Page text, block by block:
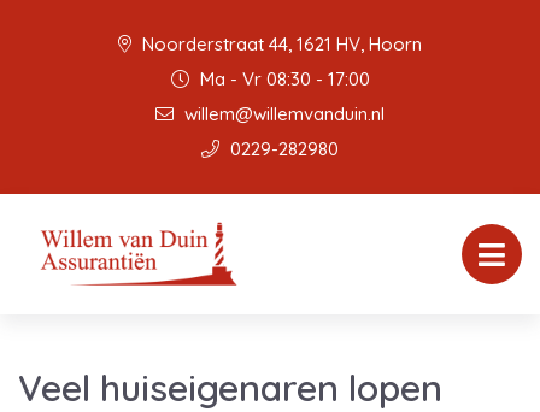
Noorderstraat 44, 1621 HV, Hoorn
Ma - Vr 08:30 - 17:00
willem@willemvanduin.nl
0229-282980
Veel huiseigenaren lopen